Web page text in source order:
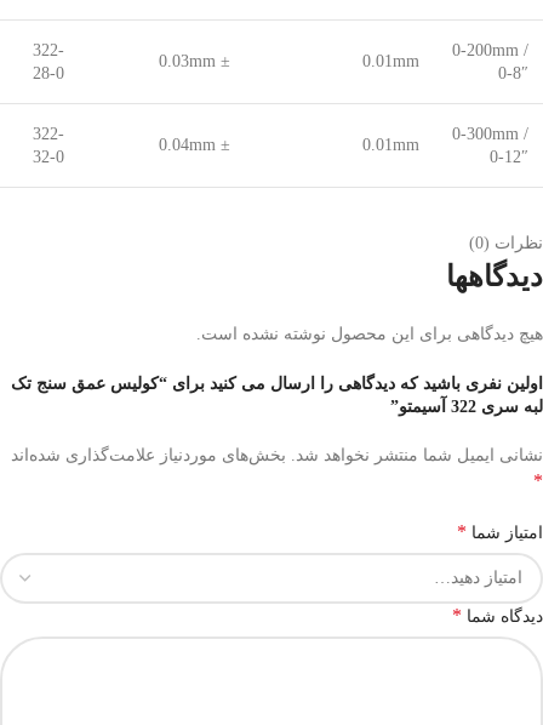
0-200mm /
0-8″
0.01mm
± 0.03mm
322-
28-0
0-300mm /
0-12″
0.01mm
± 0.04mm
322-
32-0
نظرات (0)
دیدگاهها
هیچ دیدگاهی برای این محصول نوشته نشده است.
اولین نفری باشید که دیدگاهی را ارسال می کنید برای “کولیس عمق سنج تک
لبه سری 322 آسیمتو”
نشانی ایمیل شما منتشر نخواهد شد. بخش‌های موردنیاز علامت‌گذاری شده‌اند
*
امتیاز شما *
دیدگاه شما *